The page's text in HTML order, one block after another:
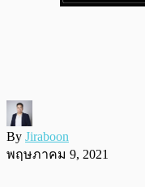
By Jiraboon
พฤษภาคม 9, 2021